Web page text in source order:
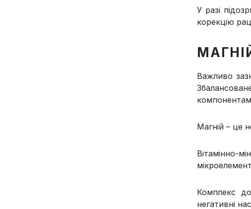
У разі
корекцію
Важливо
Магній – це
Вітамінно-
Комплекс
негативні